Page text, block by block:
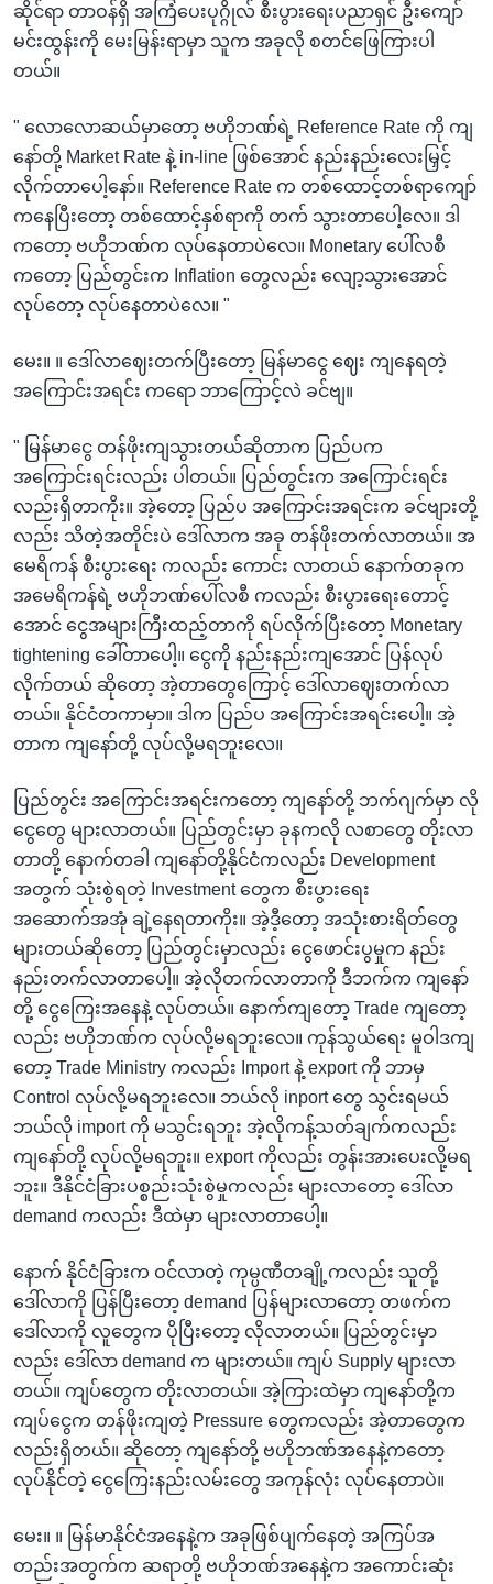
ဆိုင်ရာ တာဝန်ရှိ အကြံပေးပုဂ္ဂိုလ် စီးပွားရေးပညာရှင် ဦးကျော်
မင်းထွန်းကို မေးမြန်းရာမှာ သူက အခုလို စတင်ဖြေကြားပါ
တယ်။
" လောလောဆယ်မှာတော့ ဗဟိုဘဏ်ရဲ့ Reference Rate ကို ကျ
နော်တို့ Market Rate နဲ့ in-line ဖြစ်အောင် နည်းနည်းလေးမြှင့်
လိုက်တာပေါ့နော်။ Reference Rate က တစ်ထောင့်တစ်ရာကျော်
ကနေပြီးတော့ တစ်ထောင့်နှစ်ရာကို တက် သွားတာပေါ့လေ။ ဒါ
ကတော့ ဗဟိုဘဏ်က လုပ်နေတာပဲလေ။ Monetary ပေါ်လစီ
ကတော့ ပြည်တွင်းက Inflation တွေလည်း လျော့သွားအောင်
လုပ်တော့ လုပ်နေတာပဲလေ။ "
မေး။ ။ ဒေါ်လာဈေးတက်ပြီးတော့ မြန်မာငွေ ဈေး ကျနေရတဲ့
အကြောင်းအရင်း ကရော ဘာကြောင့်လဲ ခင်ဗျ။
" မြန်မာငွေ တန်ဖိုးကျသွားတယ်ဆိုတာက ပြည်ပက
အကြောင်းရင်းလည်း ပါတယ်။ ပြည်တွင်းက အကြောင်းရင်း
လည်းရှိတာကိုး။ အဲ့တော့ ပြည်ပ အကြောင်းအရင်းက ခင်ဗျားတို့
လည်း သိတဲ့အတိုင်းပဲ ဒေါ်လာက အခု တန်ဖိုးတက်လာတယ်။ အ
မေရိကန် စီးပွားရေး ကလည်း ကောင်း လာတယ် နောက်တခုက
အမေရိကန်ရဲ့ ဗဟိုဘဏ်ပေါ်လစီ ကလည်း စီးပွားရေးတောင့်
အောင် ငွေအများကြီးထည့်တာကို ရပ်လိုက်ပြီးတော့ Monetary
tightening ခေါ်တာပေါ့။ ငွေကို နည်းနည်းကျအောင် ပြန်လုပ်
လိုက်တယ် ဆိုတော့ အဲ့တာတွေကြောင့် ဒေါ်လာဈေးတက်လာ
တယ်။ နိုင်ငံတကာမှာ။ ဒါက ပြည်ပ အကြောင်းအရင်းပေါ့။ အဲ့
တာက ကျနော်တို့ လုပ်လို့မရဘူးလေ။
ပြည်တွင်း အကြောင်းအရင်းကတော့ ကျနော်တို့ ဘက်ဂျက်မှာ လို
ငွေတွေ များလာတယ်။ ပြည်တွင်းမှာ ခုနကလို လစာတွေ တိုးလာ
တာတို့ နောက်တခါ ကျနော်တို့နိုင်ငံကလည်း Development
အတွက် သုံးစွဲရတဲ့ Investment တွေက စီးပွားရေး
အဆောက်အအုံ ချဲ့နေရတာကိုး။ အဲ့ဒီ့တော့ အသုံးစားရိတ်တွေ
များတယ်ဆိုတော့ ပြည်တွင်းမှာလည်း ငွေဖောင်းပွမှုက နည်း
နည်းတက်လာတာပေါ့။ အဲ့လိုတက်လာတာကို ဒီဘက်က ကျနော်
တို့ ငွေကြေးအနေနဲ့ လုပ်တယ်။ နောက်ကျတော့ Trade ကျတော့
လည်း ဗဟိုဘဏ်က လုပ်လို့မရဘူးလေ။ ကုန်သွယ်ရေး မူဝါဒကျ
တော့ Trade Ministry ကလည်း Import နဲ့ export ကို ဘာမှ
Control လုပ်လို့မရဘူးလေ။ ဘယ်လို inport တွေ သွင်းရမယ်
ဘယ်လို import ကို မသွင်းရဘူး အဲ့လိုကန့်သတ်ချက်ကလည်း
ကျနော်တို့ လုပ်လို့မရဘူး။ export ကိုလည်း တွန်းအားပေးလို့မရ
ဘူး။ ဒီနိုင်ငံခြားပစ္စည်းသုံးစွဲမှုကလည်း များလာတော့ ဒေါ်လာ
demand ကလည်း ဒီထဲမှာ များလာတာပေါ့။
နောက် နိုင်ငံခြားက ဝင်လာတဲ့ ကုမ္ပဏီတချို့ကလည်း သူတို့
ဒေါ်လာကို ပြန်ပြီးတော့ demand ပြန်များလာတော့ တဖက်က
ဒေါ်လာကို လူတွေက ပိုပြီးတော့ လိုလာတယ်။ ပြည်တွင်းမှာ
လည်း ဒေါ်လာ demand က များတယ်။ ကျပ် Supply များလာ
တယ်။ ကျပ်တွေက တိုးလာတယ်။ အဲ့ကြားထဲမှာ ကျနော်တို့က
ကျပ်ငွေက တန်ဖိုးကျတဲ့ Pressure တွေကလည်း အဲ့တာတွေက
လည်းရှိတယ်။ ဆိုတော့ ကျနော်တို့ ဗဟိုဘဏ်အနေနဲ့ကတော့
လုပ်နိုင်တဲ့ ငွေကြေးနည်းလမ်းတွေ အကုန်လုံး လုပ်နေတာပဲ။
မေး။ ။ မြန်မာနိုင်ငံအနေနဲ့က အခုဖြစ်ပျက်နေတဲ့ အကြပ်အ
တည်းအတွက်က ဆရာတို့ ဗဟိုဘဏ်အနေနဲ့က အကောင်းဆုံး